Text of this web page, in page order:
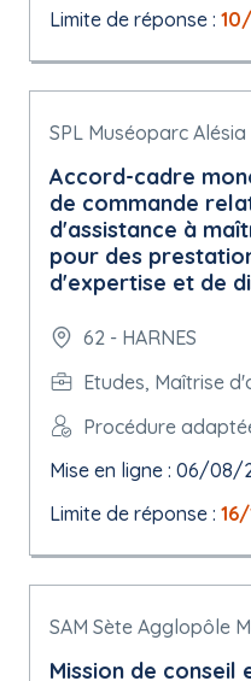
Limite de réponse :
SPL Muséoparc Alésia
Accord-cadre
de commande
d'assistance à
pour des
d'expertise et de
62 - HARNES
Etudes, Maîtrise
Procédure
Mise en ligne : 06/08/
Limite de réponse :
SAM Sète Agglopôle
Mission de conseil